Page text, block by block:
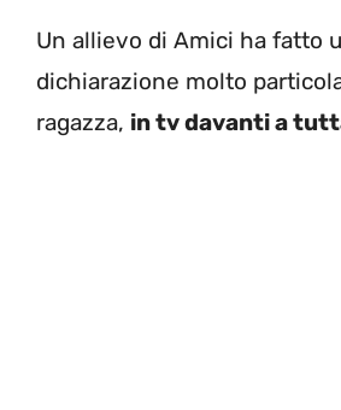
Un allievo di Amici ha fatto
dichiarazione molto
ragazza, in tv davanti a